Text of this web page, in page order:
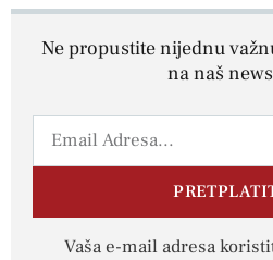
Ne propustite nijednu
na naš
Vaša e-mail adresa